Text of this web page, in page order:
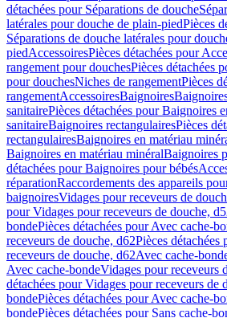
détachées pour Séparations de douche
latérales pour douche de plain-piedPièces
Séparations de douche latérales pour
piedAccessoiresPièces détachées pour
rangement pour douchesPièces détachées
pour douchesNiches de rangementPièces
rangementAccessoiresBaignoires
sanitairePièces détachées pour Baignoires
sanitaireBaignoires rectangulairesPièces
rectangulairesBaignoires en matériau
Baignoires en matériau minéralBaignoires
détachées pour Baignoires pour bébés
réparationRaccordements des appareils
baignoiresVidages pour receveurs de
pour Vidages pour receveurs de douche,
bondePièces détachées pour Avec cache-
receveurs de douche, d62Pièces
receveurs de douche, d62Avec cache-
Avec cache-bondeVidages pour receveurs
détachées pour Vidages pour receveurs de
bondePièces détachées pour Avec cache-
bondePièces détachées pour Sans cache-